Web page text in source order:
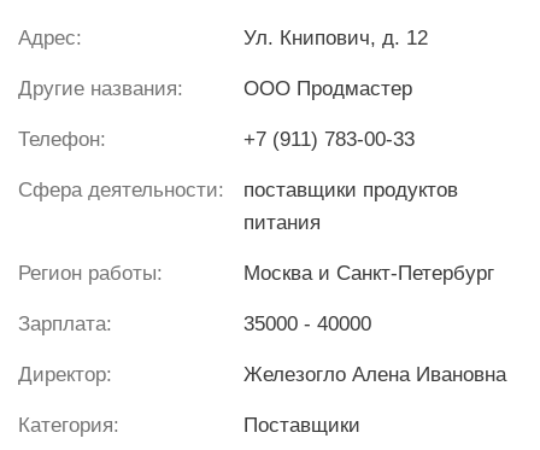
Адрес: Ул. Книпович, д. 12
Другие названия: ООО Продмастер
Телефон: +7 (911) 783-00-33
Сфера деятельности:
поставщики продуктов
питания
Регион работы: Москва и Санкт-Петербург
Зарплата: 35000 - 40000
Директор: Железогло Алена Ивановна
Категория: Поставщики